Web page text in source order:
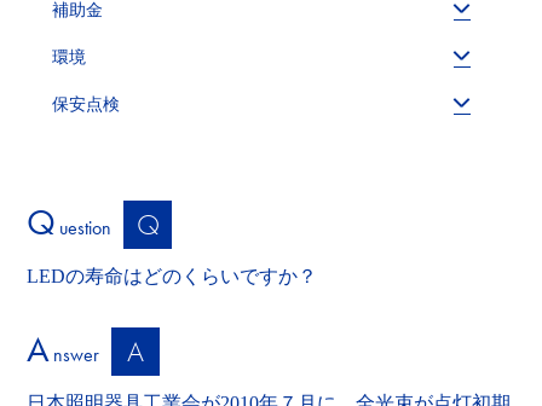
補助金
環境
保安点検
Q uestion Q
LEDの寿命はどのくらいですか？
Answer A